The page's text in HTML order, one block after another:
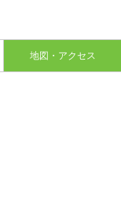
地図・アクセス